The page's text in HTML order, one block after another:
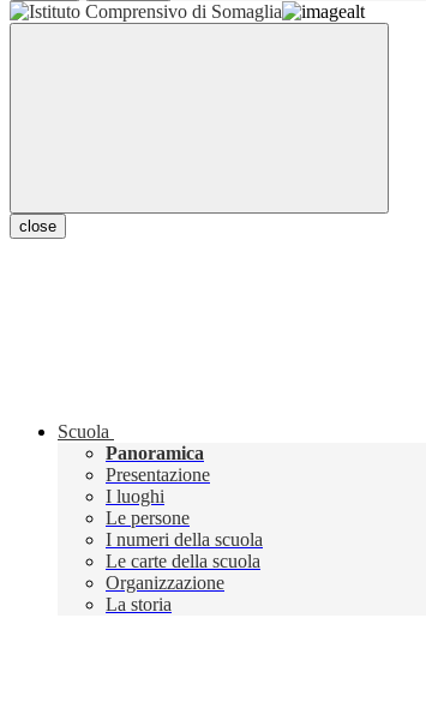
close
Scuola
Panoramica
Presentazione
I luoghi
Le persone
I numeri della scuola
Le carte della scuola
Organizzazione
La storia